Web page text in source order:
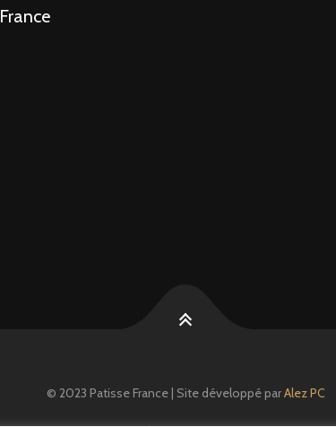
France
© 2023 Patisse France | Site développé parAlez PC